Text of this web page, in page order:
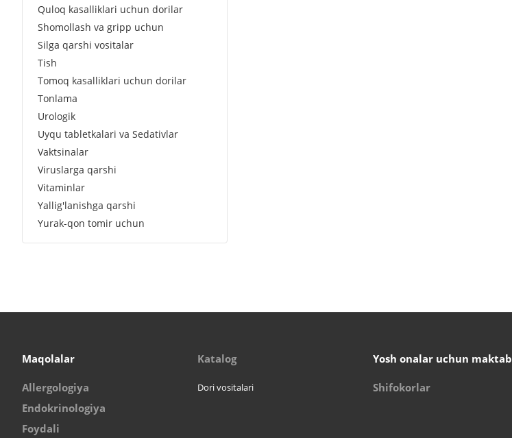
Quloq kasalliklari uchun dorilar
Shomollash va gripp uchun
Silga qarshi vositalar
Tish
Tomoq kasalliklari uchun dorilar
Tonlama
Urologik
Uyqu tabletkalari va Sedativlar
Vaktsinalar
Viruslarga qarshi
Vitaminlar
Yallig'lanishga qarshi
Yurak-qon tomir uchun
Maqolalar
Allergologiya
Endokrinologiya
Foydali
Katalog
Dori vositalari
Yosh onalar uchun maktab
Shifokorlar